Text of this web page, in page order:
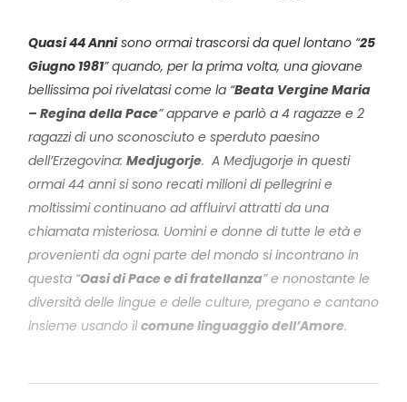
Quasi 44 Annisono ormai trascorsi da quel lontano “25
Giugno 1981” quando, per la prima volta, una giovane
bellissima poi rivelatasi come la “Beata Vergine Maria
– Regina della Pace” apparve e parlò a 4 ragazze e 2
ragazzi di uno sconosciuto e sperduto paesino
dell’Erzegovina: Medjugorje. A Medjugorje in questi
ormai 44 anni si sono recati milioni di pellegrini e
moltissimi continuano ad affluirvi attratti da una
chiamata misteriosa. Uomini e donne di tutte le età e
provenienti da ogni parte del mondo si incontrano in
questa “Oasi di Pace e di fratellanza” e nonostante le
diversità delle lingue e delle culture, pregano e cantano
insieme usando ilcomune linguaggio dell’Amore.